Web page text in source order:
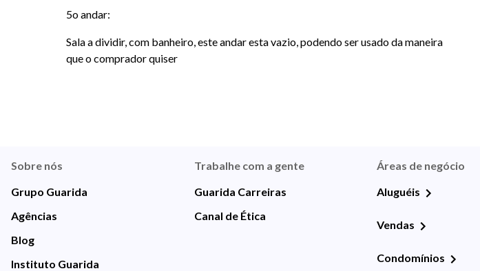
5o andar:
Sala a dividir, com banheiro, este andar esta vazio, podendo ser usado da maneira
que o comprador quiser
Sobre nós
Grupo Guarida
Agências
Blog
Instituto Guarida
Trabalhe com a gente
Guarida Carreiras
Canal de Ética
Áreas de negócio
Aluguéis
Vendas
Condomínios